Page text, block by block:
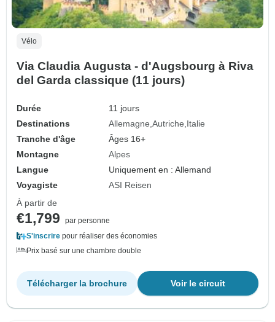
Vélo
Via Claudia Augusta - d'Augsbourg à Riva
del Garda classique (11 jours)
Durée
11 jours
Destinations
Allemagne Autriche Italie
Tranche d'âge
Âges 16+
Montagne
Alpes
Langue
Uniquement en : Allemand
Voyagiste
ASI Reisen
À partir de
€1,799
par personne
S'inscrire pour réaliser des économies
Prix basé sur une chambre double
Voir le circuit
Télécharger la brochure